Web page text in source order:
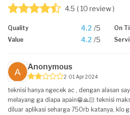
4.5 ( 10 review )
Quality 4.2 /5 On
Value 4.2 /5
Anonymous
2 01 Apr 2024
teknisi hanya ngecek ac , dengan alasan
melayang ga diapa apain😁🙏🏻 teknisi
diluar aplikasi seharga 750rb katanya, klo